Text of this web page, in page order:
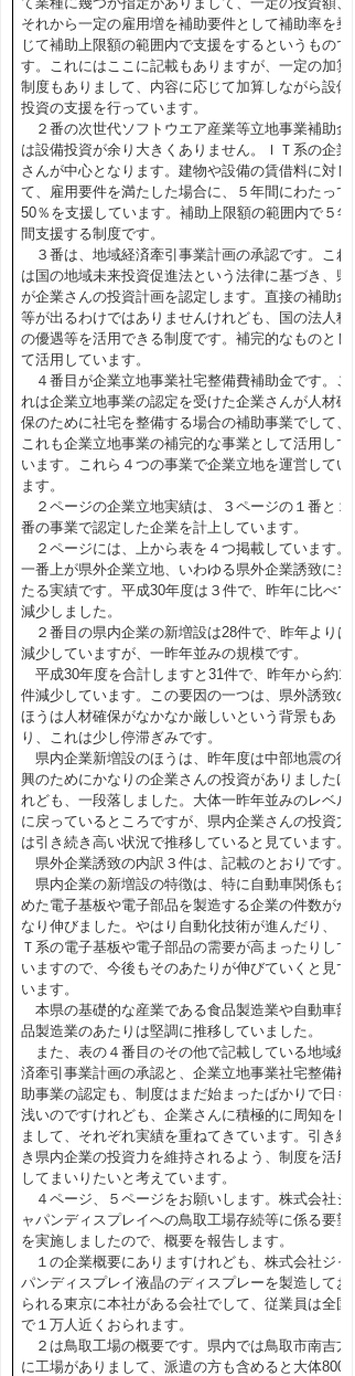
それから一定の雇用増を補助要件として補助率を乗
じて補助上限額の範囲内で支援をするというもので
す。これにはここに記載もありますが、一定の加算
制度もありまして、内容に応じて加算しながら設備
投資の支援を行っています。
２番の次世代ソフトウエア産業等立地事業補助金
は設備投資が余り大きくありません。ＩＴ系の企業
さんが中心となります。建物や設備の賃借料に対し
て、雇用要件を満たした場合に、５年間にわたって
50％を支援しています。補助上限額の範囲内で５年
間支援する制度です。
３番は、地域経済牽引事業計画の承認です。これ
は国の地域未来投資促進法という法律に基づき、県
が企業さんの投資計画を認定します。直接の補助金
等が出るわけではありませんけれども、国の法人税
の優遇等を活用できる制度です。補完的なものとし
て活用しています。
４番目が企業立地事業社宅整備費補助金です。こ
れは企業立地事業の認定を受けた企業さんが人材確
保のために社宅を整備する場合の補助事業でして、
これも企業立地事業の補完的な事業として活用して
います。これら４つの事業で企業立地を運営してい
ます。
２ページの企業立地実績は、３ページの１番と２
番の事業で認定した企業を計上しています。
２ページには、上から表を４つ掲載しています。
一番上が県外企業立地、いわゆる県外企業誘致に当
たる実績です。平成30年度は３件で、昨年に比べて
減少しました。
２番目の県内企業の新増設は28件で、昨年よりは
減少していますが、一昨年並みの規模です。
平成30年度を合計しますと31件で、昨年から約10
件減少しています。この要因の一つは、県外誘致の
ほうは人材確保がなかなか厳しいという背景もあ
り、これは少し停滞ぎみです。
県内企業新増設のほうは、昨年度は中部地震の復
興のためにかなりの企業さんの投資がありましたけ
れども、一段落しました。大体一昨年並みのレベル
に戻っているところですが、県内企業さんの投資力
は引き続き高い状況で推移していると見ています。
県外企業誘致の内訳３件は、記載のとおりです。
県内企業の新増設の特徴は、特に自動車関係も含
めた電子基板や電子部品を製造する企業の件数がか
なり伸びました。やはり自動化技術が進んだり、Ｉ
Ｔ系の電子基板や電子部品の需要が高まったりして
いますので、今後もそのあたりが伸びていくと見て
います。
本県の基礎的な産業である食品製造業や自動車部
品製造業のあたりは堅調に推移していました。
また、表の４番目のその他で記載している地域経
済牽引事業計画の承認と、企業立地事業社宅整備補
助事業の認定も、制度はまだ始まったばかりで日も
浅いのですけれども、企業さんに積極的に周知をし
まして、それぞれ実績を重ねてきています。引き続
き県内企業の投資力を維持されるよう、制度を活用
してまいりたいと考えています。
４ページ、５ページをお願いします。株式会社ジ
ャパンディスプレイへの鳥取工場存続等に係る要望
を実施しましたので、概要を報告します。
１の企業概要にありますけれども、株式会社ジャ
パンディスプレイ液晶のディスプレーを製造してお
られる東京に本社がある会社でして、従業員は全国
で１万人近くおられます。
２は鳥取工場の概要です。県内では鳥取市南吉方
に工場がありまして、派遣の方も含めると大体800